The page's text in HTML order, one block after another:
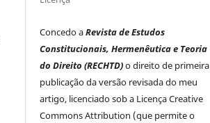
Concedo aRevista de Estudos
Constitucionais, Hermenêutica e Teoria
do Direito (RECHTD)o direito de primeira
publicação da versão revisada do meu
artigo, licenciado sob a Licença Creative
Commons Attribution (que permite o